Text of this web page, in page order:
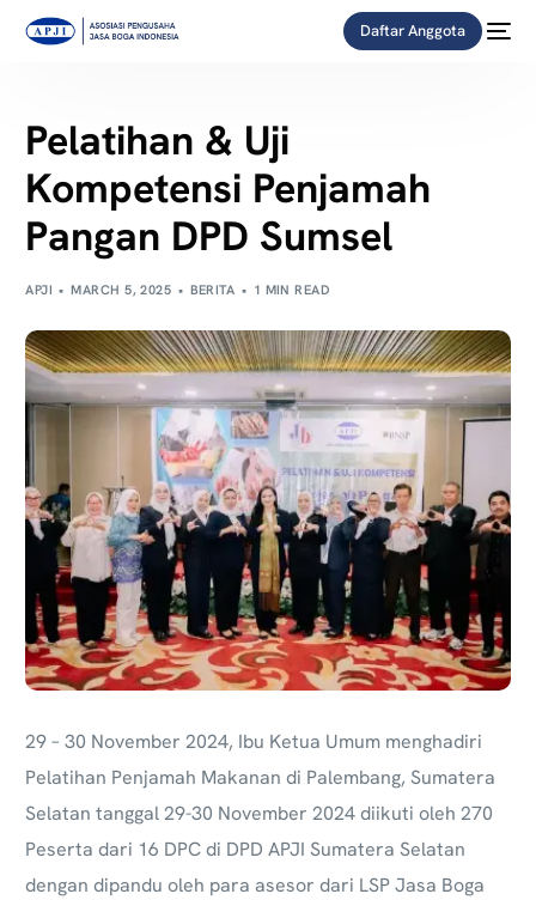
Daftar Anggota
Pelatihan & Uji
Kompetensi Penjamah
Pangan DPD Sumsel
APJI MARCH 5, 2025 BERITA 1 MIN READ
29 – 30 November 2024, Ibu Ketua Umum menghadiri
Pelatihan Penjamah Makanan di Palembang, Sumatera
Selatan tanggal 29-30 November 2024 diikuti oleh 270
Peserta dari 16 DPC di DPD APJI Sumatera Selatan
dengan dipandu oleh para asesor dari LSP Jasa Boga